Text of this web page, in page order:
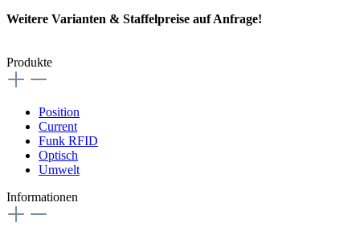
Weitere Varianten & Staffelpreise auf Anfrage!
Produkte
Position
Current
Funk RFID
Optisch
Umwelt
Informationen